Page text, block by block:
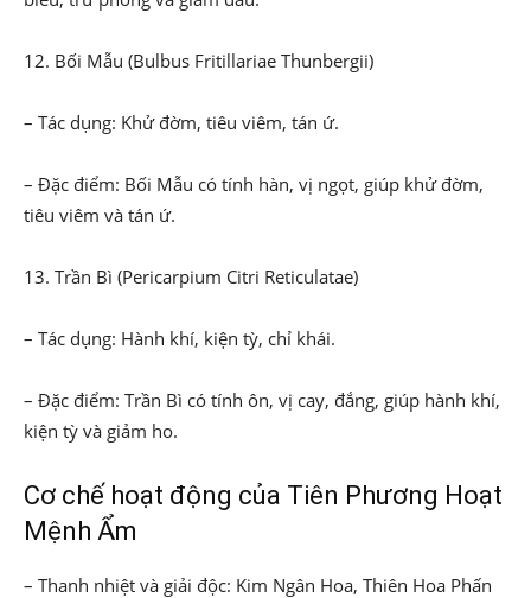
12. Bối Mẫu (Bulbus Fritillariae Thunbergii)
– Tác dụng: Khử đờm, tiêu viêm, tán ứ.
– Đặc điểm: Bối Mẫu có tính hàn, vị ngọt, giúp khử đờm,
tiêu viêm và tán ứ.
13. Trần Bì (Pericarpium Citri Reticulatae)
– Tác dụng: Hành khí, kiện tỳ, chỉ khái.
– Đặc điểm: Trần Bì có tính ôn, vị cay, đắng, giúp hành khí,
kiện tỳ và giảm ho.
Cơ chế hoạt động của Tiên Phương Hoạt
Mệnh Ẩm
– Thanh nhiệt và giải độc: Kim Ngân Hoa, Thiên Hoa Phấn